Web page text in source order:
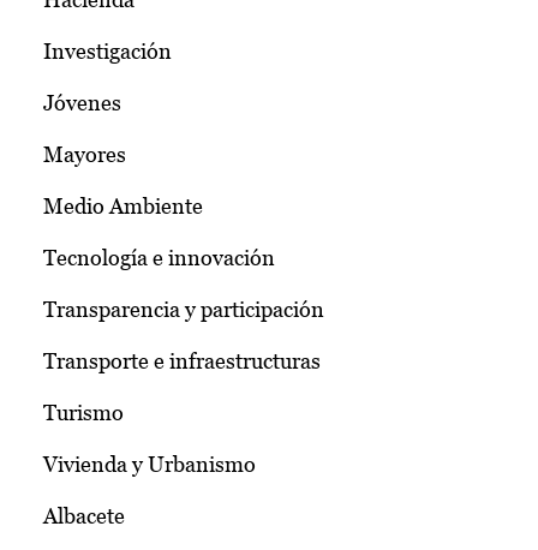
Investigación
Jóvenes
Mayores
Medio Ambiente
Tecnología e innovación
Transparencia y participación
Transporte e infraestructuras
Turismo
Vivienda y Urbanismo
Albacete